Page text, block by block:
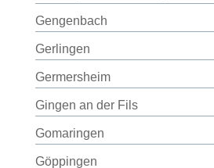
Gengenbach
Gerlingen
Germersheim
Gingen an der Fils
Gomaringen
Göppingen